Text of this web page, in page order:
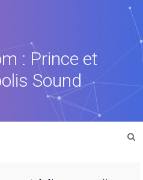
: Prince et
Sound